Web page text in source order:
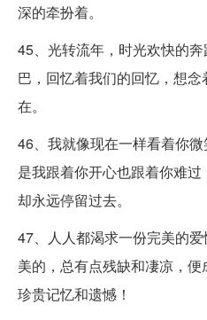
深的牵扮着。
45、光转流年，时光欢快的
巴，回忆着我们的回忆，想
在。
46、我就像现在一样看着你
是我跟着你开心也跟着你难
却永远停留过去。
47、人人都渴求一份完美的
美的，总有点残缺和凄凉，
珍贵记忆和遗憾！